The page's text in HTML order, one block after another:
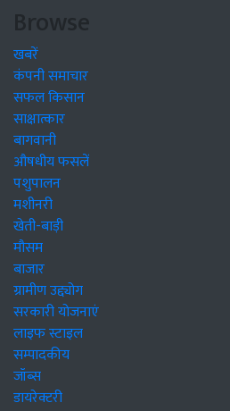
Browse
खबरें
कंपनी समाचार
सफल किसान
साक्षात्कार
बागवानी
औषधीय फसलें
पशुपालन
मशीनरी
खेती-बाड़ी
मौसम
बाजार
ग्रामीण उद्द्योग
सरकारी योजनाएं
लाइफ स्टाइल
सम्पादकीय
जॉब्स
डायरेक्टरी